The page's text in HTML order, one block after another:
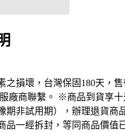
之損壞，台灣保固180天，
廠商聯繫。 ※商品到貨享
期非試用期），辦理退貨商
品一經拆封，等同商品價值